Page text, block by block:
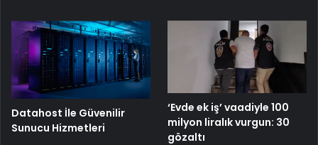
Datahost İle Güvenilir
Sunucu Hizmetleri
‘Evde ek iş’ vaadiyle 100
milyon liralık vurgun: 30
gözaltı